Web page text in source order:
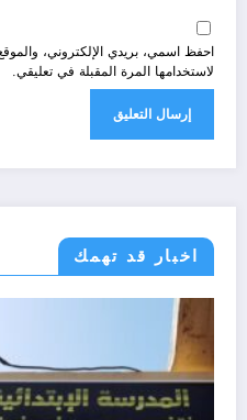
احفظ اسمي، بريدي الإلكتروني،
لاستخدامها المرة المقبلة في تعليقي.
اخبار قد تهمك
الجزائر الحدث